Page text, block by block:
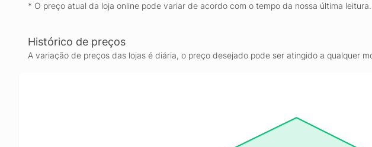
* O preço atual da loja online pode variar de acordo com o tempo da nossa última leitura.
Histórico de preços
A variação de preços das lojas é diária, o preço desejado pode ser atingido a qualquer